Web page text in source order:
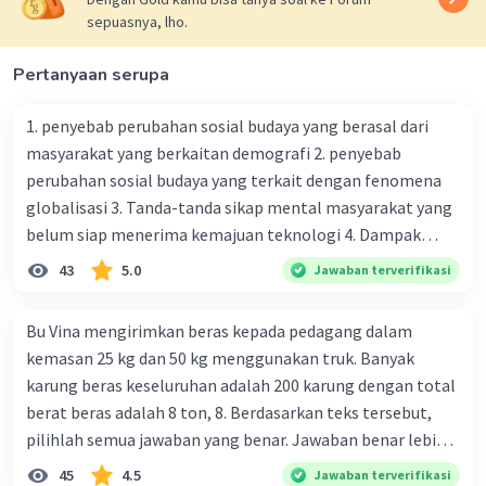
Eliminasi persamaan 2 dan 3
b + 3c = 18 (kalikan 7)
7b + c = 26 (kali 1)
7b + 21c = 126
7b + c = 26
___________________- (kurangin)
20c = 100
c = 5
Substitusi c = 5
7b + 5 = 26
7b = 21
b = 3
Substitusi b = 3 dan c = 5
a = 10 - b - c
sepuasnya, lho.
Pertanyaan serupa
1. penyebab perubahan sosial budaya yang berasal dari
masyarakat yang berkaitan demografi 2. penyebab
perubahan sosial budaya yang terkait dengan fenomena
globalisasi 3. Tanda-tanda sikap mental masyarakat yang
belum siap menerima kemajuan teknologi 4. Dampak
modernisasi dalam kehidupan sosial masyarakat 5.
Kegiatan manusia di bidang ekonomi yang menunjukkan
modernisasi di bidang ilmu pengetahuan dan pendidikan
terhadap pola pikir masyarakat 7. Konsep mengenai
proses modernisasi di masyarakat seringkali mengalami
kesalahan pahaman, salah satunya kesalahan tersebut
menganggap jika menjadi modern adalah mengikuti... 8.
arti dari globalisasi 9. Bentuk kearifan lokal di wilayah
43 5.0 Jawaban terverifikasi
Bu Vina mengirimkan beras kepada pedagang dalam
kemasan 25 kg dan 50 kg menggunakan truk. Banyak
karung beras keseluruhan adalah 200 karung dengan total
berat beras adalah 8 ton, 8. Berdasarkan teks tersebut,
pilihlah semua jawaban yang benar. Jawaban benar lebih
dari satu. Banyak karung beras kemasan 25 kg adalah 50
45 4.5 Jawaban terverifikasi